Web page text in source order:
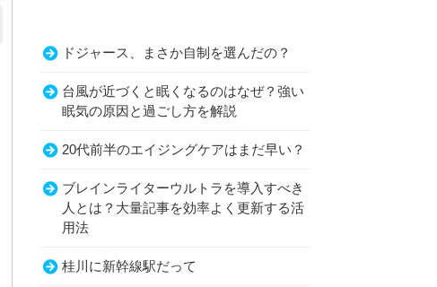
ドジャース、まさか自制を選んだの？
台風が近づくと眠くなるのはなぜ？強い
眠気の原因と過ごし方を解説
20代前半のエイジングケアはまだ早い？
ブレインライターウルトラを導入すべき
人とは？大量記事を効率よく更新する活
用法
桂川に新幹線駅だって